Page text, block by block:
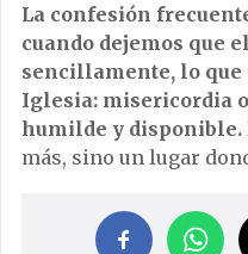
La confesión
cuando dejemos que
sencillamente, lo que
Iglesia: misericordia
humilde y disponible.
más, sino un lugar